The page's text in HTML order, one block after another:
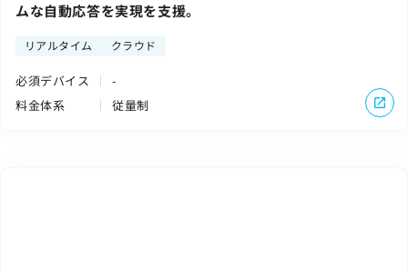
ムな自動応答を実現を支援。
リアルタイム クラウド
必須デバイス
-
料金体系
従量制